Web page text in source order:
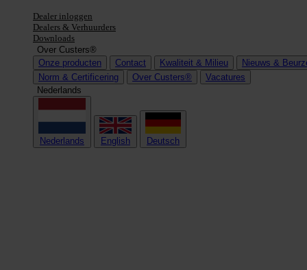
Dealer inloggen
Dealers & Verhuurders
Downloads
Over Custers®
Onze producten
Contact Kwaliteit & Milieu
Nieuws &
Norm & Certificering
Over Custers®
Vacatures
Nederlands
Nederlands English Deutsch